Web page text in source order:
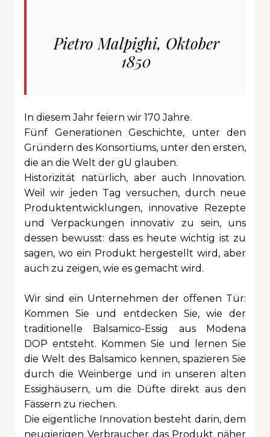
Pietro Malpighi, Oktober
1850
In diesem Jahr feiern wir 170 Jahre.
Fünf Generationen Geschichte, unter den
Gründern des Konsortiums, unter den ersten,
die an die Welt der gU glauben.
Historizität natürlich, aber auch Innovation.
Weil wir jeden Tag versuchen, durch neue
Produktentwicklungen, innovative Rezepte
und Verpackungen innovativ zu sein, uns
dessen bewusst: dass es heute wichtig ist zu
sagen, wo ein Produkt hergestellt wird, aber
auch zu zeigen, wie es gemacht wird.
Wir sind ein Unternehmen der offenen Tür:
Kommen Sie und entdecken Sie, wie der
traditionelle Balsamico-Essig aus Modena
DOP entsteht. Kommen Sie und lernen Sie
die Welt des Balsamico kennen, spazieren Sie
durch die Weinberge und in unseren alten
Essighäusern, um die Düfte direkt aus den
Fässern zu riechen.
Die eigentliche Innovation besteht darin, dem
neugierigen Verbraucher das Produkt näher